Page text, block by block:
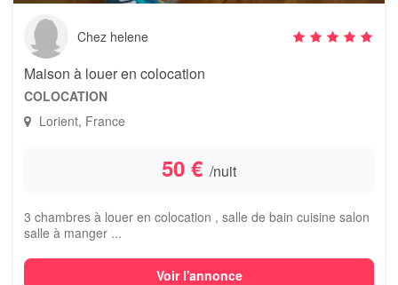
Chez helene
Maison à louer en colocation
COLOCATION
Lorient, France
50 € /nuit
3 chambres à louer en colocation , salle de bain cuisine salon
salle à manger ...
Voir l'annonce